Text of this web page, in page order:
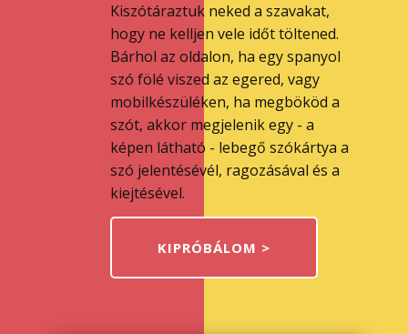
Kiszótáraztuk neked a szavakat,
hogy ne kelljen vele időt töltened.
Bárhol az oldalon, ha egy spanyol
szó fölé viszed az egered, vagy
mobilkészüléken, ha megbököd a
szót, akkor megjelenik egy - a
képen látható - lebegő szókártya a
szó jelentésévél, ragozásával és a
kiejtésével.
KIPRÓBÁLOM >